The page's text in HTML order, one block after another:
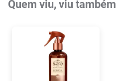
Quem viu, viu também